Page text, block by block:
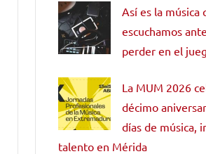
Así es la música
escuchamos
perder en el
La MUM 2026
décimo
días de música,
talento en Mérida